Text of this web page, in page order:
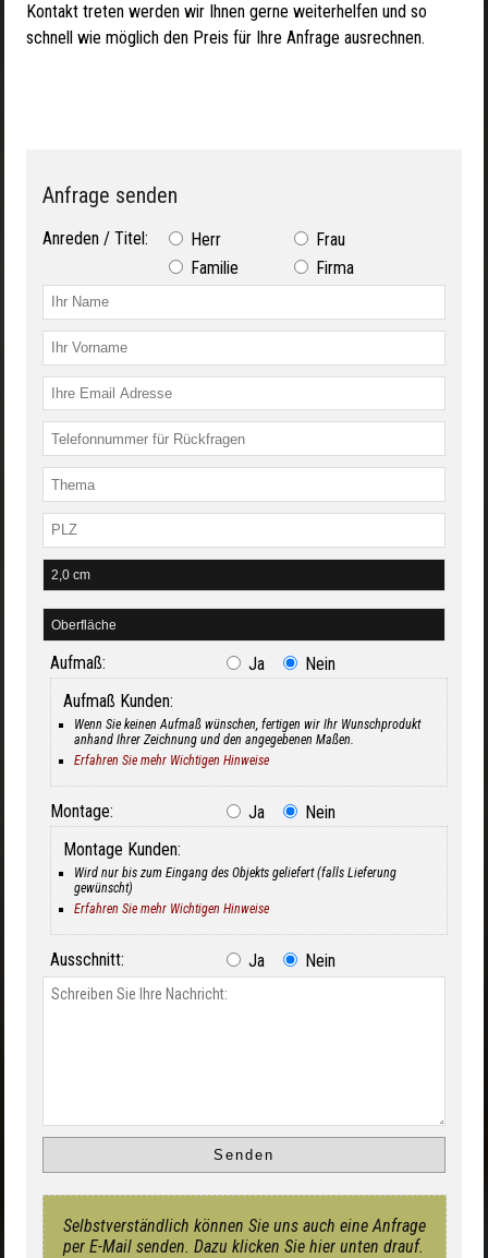
Kontakt treten werden wir Ihnen gerne weiterhelfen und so
schnell wie möglich den Preis für Ihre Anfrage ausrechnen.
Anfrage senden
Anreden / Titel: Herr
Frau
Familie
Firma
Aufmaß: Ja
Nein
Aufmaß Kunden:
Wenn Sie keinen Aufmaß wünschen, fertigen wir Ihr Wunschprodukt
anhand Ihrer Zeichnung und den angegebenen Maßen.
Erfahren Sie mehr Wichtigen Hinweise
Montage: Ja
Nein
Montage Kunden:
Wird nur bis zum Eingang des Objekts geliefert (falls Lieferung
gewünscht)
Erfahren Sie mehr Wichtigen Hinweise
Ausschnitt: Ja Nein
Selbstverständlich können Sie uns auch eine Anfrage
per E-Mail senden. Dazu klicken Sie hier unten drauf.